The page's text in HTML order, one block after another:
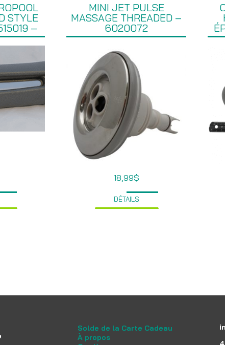
STYLE
–
MINI JET PULSE
MASSAGE THREADED –
6020072
18,99$
DÉTAILS
Solde de la Carte Cadeau
À propos